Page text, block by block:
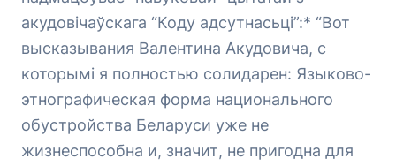
акудовічаўскага “Коду адсутнасьці”:* “Вот
высказывания Валентина Акудовича, с
которымі я полностью солидарен: Языково-
этнографическая форма национального
обустройства Беларуси уже не
жизнеспособна и, значит, не пригодна для